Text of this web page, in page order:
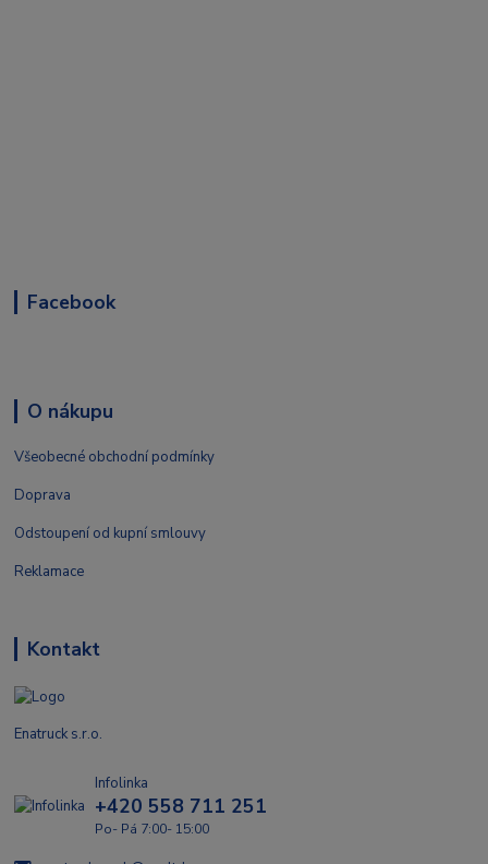
Facebook
O nákupu
Všeobecné obchodní podmínky
Doprava
Odstoupení od kupní smlouvy
Reklamace
Kontakt
Enatruck s.r.o.
Infolinka
+420 558 711 251
Po- Pá 7:00- 15:00